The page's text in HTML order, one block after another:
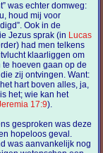
houd mij voor
Ook in de
Jezus sprak (in Lucas
had men telkens
klaarliggen om
gaan op de
zij ontvingen. Want:
hart boven alles, ja,
wie kan het
17:9).
gesproken was deze
hopeloos geval.
was aanvankelijk nog